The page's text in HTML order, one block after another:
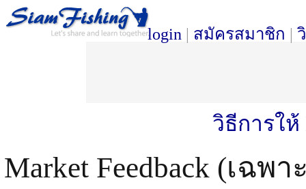
login | สมัครสมาชิก |
วิธีการให้
Market Feedback (เฉ